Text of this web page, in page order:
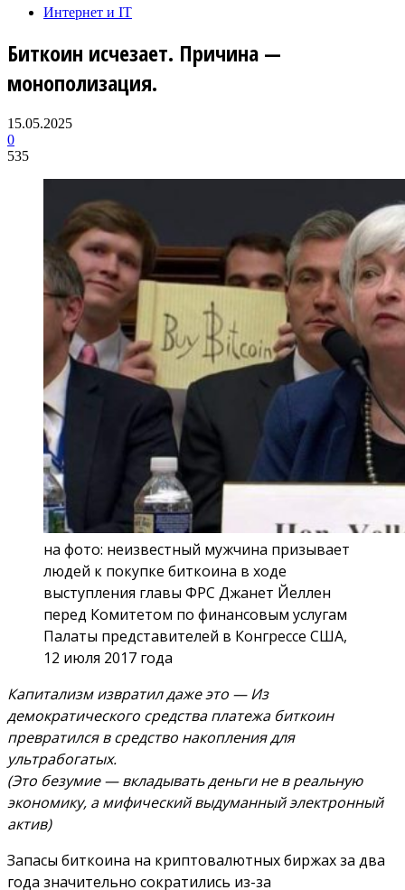
Интернет и IT
Биткоин исчезает. Причина —
монополизация.
15.05.2025
0
535
на фото: неизвестный мужчина призывает
людей к покупке биткоина в ходе
выступления главы ФРС Джанет Йеллен
перед Комитетом по финансовым услугам
Палаты представителей в Конгрессе США,
12 июля 2017 года
Капитализм извратил даже это — Из
демократического средства платежа биткоин
превратился в средство накопления для
ультрабогатых.
(Это безумие — вкладывать деньги не в реальную
экономику, а мифический выдуманный электронный
актив)
Запасы биткоина на криптовалютных биржах за два
года значительно сократились из-за